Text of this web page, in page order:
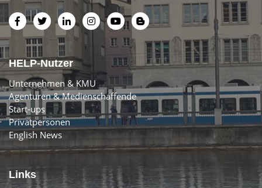
HELP-Nutzer
Unternehmen & KMU
Agenturen & Medienschaffende
Start-ups
Privatpersonen
English News
Links